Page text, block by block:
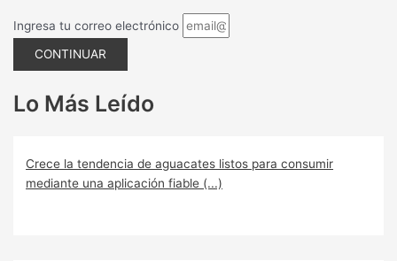
Ingresa tu correo electrónico
CONTINUAR
Lo Más Leído
Crece la tendencia de aguacates listos para consumir
mediante una aplicación fiable (...)